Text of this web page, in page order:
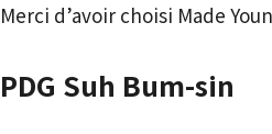
Merci d’avoir choisi Made
PDG Suh Bum-sin